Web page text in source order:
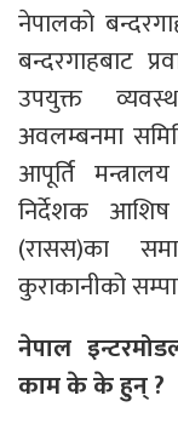
नेपालको
बन्दरगाहबाट
उपयुक्त
अवलम्बनमा
आपूर्ति
निर्देशक आशिष
(रासस)का
कुराकानीको
नेपाल
काम के के हुन् ?